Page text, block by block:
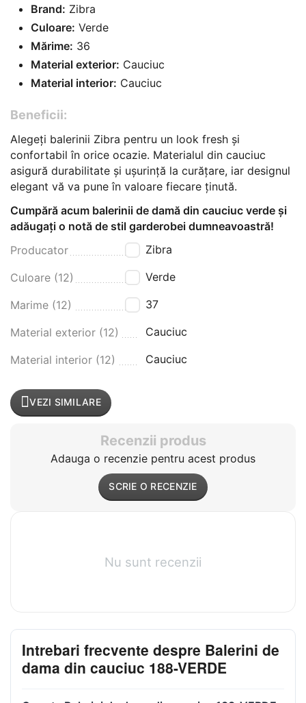
Brand: Zibra
Culoare: Verde
Mărime: 36
Material exterior: Cauciuc
Material interior: Cauciuc
Beneficii:
Alegeți balerinii Zibra pentru un look fresh și
confortabil în orice ocazie. Materialul din cauciuc
asigură durabilitate și ușurință la curățare, iar designul
elegant vă va pune în valoare fiecare ținută.
Cumpără acum balerinii de damă din cauciuc verde și
adăugați o notă de stil garderobei dumneavoastră!
Producator
Zibra
Culoare (12) Verde
Marime (12) 37
Material exterior (12) Cauciuc
Material interior (12) Cauciuc
VEZI SIMILARE
Recenzii produs
Adauga o recenzie pentru acest produs
SCRIE O RECENZIE
Nu sunt recenzii
Intrebari frecvente despre Balerini de
dama din cauciuc 188-VERDE